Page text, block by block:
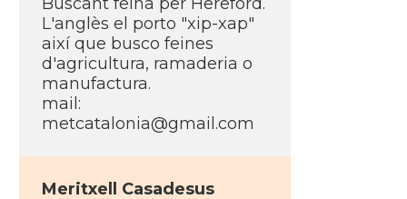
L'anglès el porto "xip-xap"
així­ que busco feines
d'agricultura, ramaderia o
manufactura.
mail:
metcatalonia@gmail.com
Meritxell Casadesus